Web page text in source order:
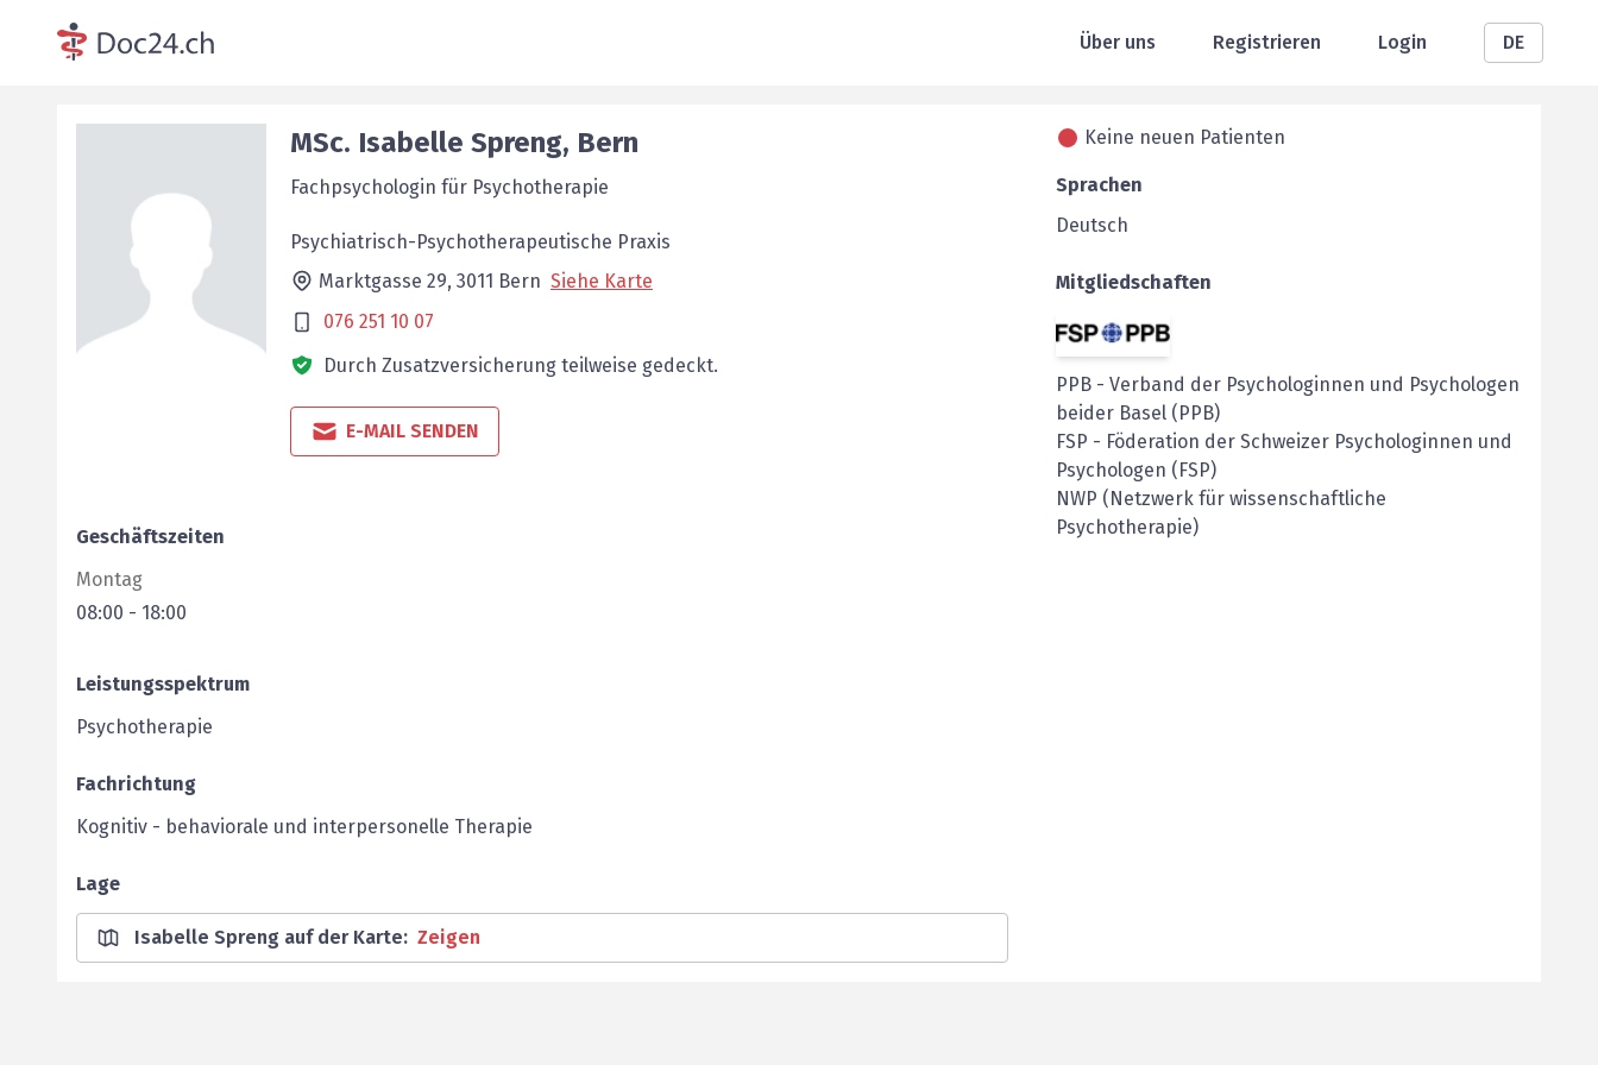
Über uns Registrieren Login DE
MSc. Isabelle Spreng, Bern
Fachpsychologin für Psychotherapie
Psychiatrisch-Psychotherapeutische Praxis
Marktgasse 29, 3011 Bern Siehe Karte
076 251 10 07
Durch Zusatzversicherung teilweise gedeckt.
E-MAIL SENDEN
Geschäftszeiten
Montag
08:00 - 18:00
Leistungsspektrum
Psychotherapie
Fachrichtung
Kognitiv - behaviorale und interpersonelle Therapie
Lage
Isabelle Spreng auf der Karte: Zeigen
Keine neuen Patienten
Sprachen
Deutsch
Mitgliedschaften
PPB - Verband der Psychologinnen und Psychologen
beider Basel (PPB)
FSP - Föderation der Schweizer Psychologinnen und
Psychologen (FSP)
NWP (Netzwerk für wissenschaftliche
Psychotherapie)